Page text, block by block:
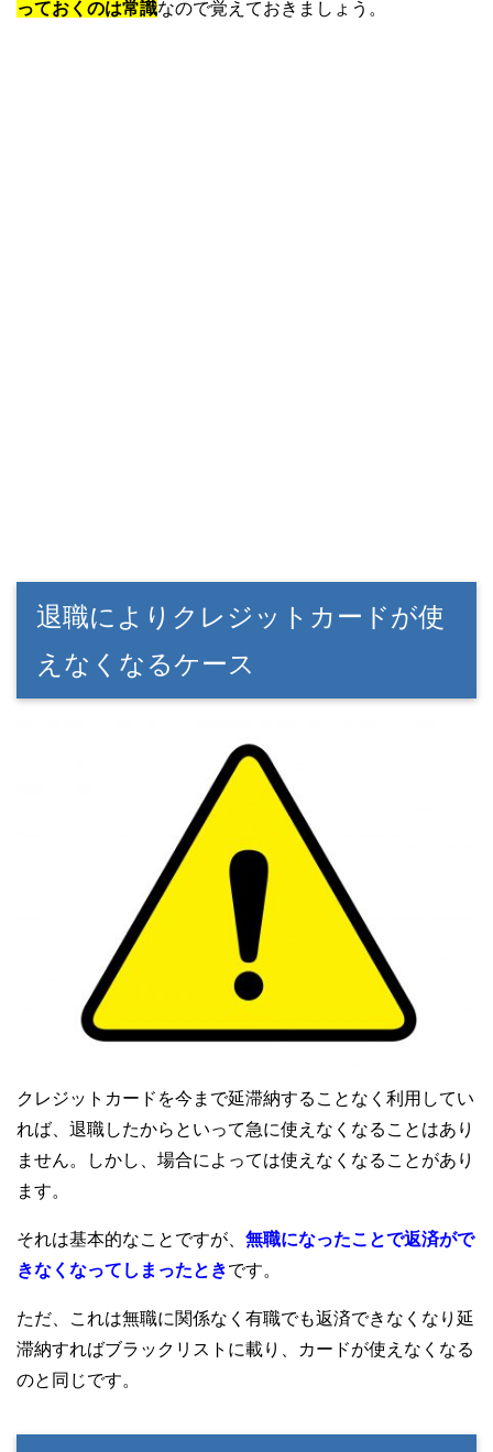
っておくのは常識なので覚えておきましょう。
退職によりクレジットカードが使
えなくなるケース
クレジットカードを今まで延滞納することなく利用してい
れば、退職したからといって急に使えなくなることはあり
ません。しかし、場合によっては使えなくなることがあり
ます。
それは基本的なことですが、 無職になったことで返済がで
きなくなってしまったときです。
ただ、これは無職に関係なく有職でも返済できなくなり延
滞納すればブラックリストに載り、カードが使えなくなる
のと同じです。